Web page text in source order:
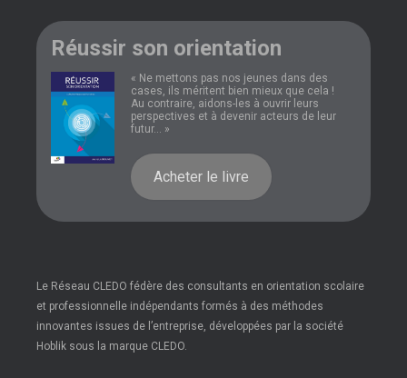
Réussir son orientation
« Ne mettons pas nos jeunes dans des
cases, ils méritent bien mieux que cela !
Au contraire, aidons-les à ouvrir leurs
perspectives et à devenir acteurs de leur
futur... »
Acheter le livre
Le Réseau CLEDO fédère des consultants en orientation scolaire
et professionnelle indépendants formés à des méthodes
innovantes issues de l’entreprise, développées par la société
Hoblik sous la marque CLEDO.